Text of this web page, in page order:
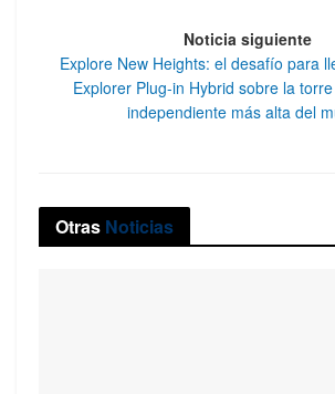
Noticia siguiente
Explore New Heights: el desafío para
Explorer Plug-in Hybrid sobre la
independiente más alta del
Otras Noticias